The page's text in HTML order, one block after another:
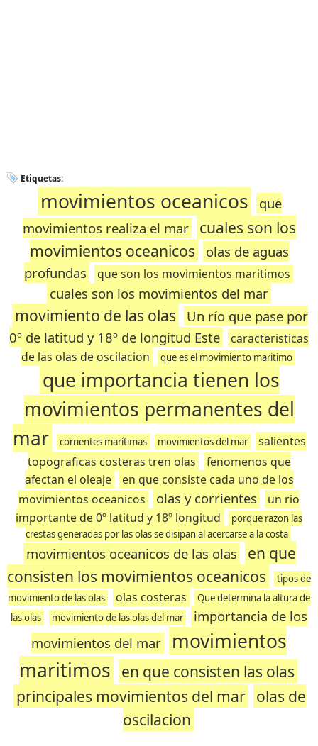
Etiquetas:
movimientos oceanicos
que
movimientos realiza el mar
cuales son los
movimientos oceanicos
olas de aguas
profundas
que son los movimientos maritimos
cuales son los movimientos del mar
movimiento de las olas
Un río que pase por
0º de latitud y 18º de longitud Este
caracteristicas
de las olas de oscilacion
que es el movimiento maritimo
que importancia tienen los
movimientos permanentes del
mar
corrientes marítimas movimientos del mar
salientes
topograficas costeras tren olas
fenomenos que
afectan el oleaje
en que consiste cada uno de los
movimientos oceanicos
olas y corrientes
un rio
importante de 0º latitud y 18º longitud
porque razon las
crestas generadas por las olas se disipan al acercarse a la costa
movimientos oceanicos de las olas
en que
consisten los movimientos oceanicos
tipos de
movimiento de las olas
olas costeras
Que determina la altura de
las olas
movimiento de las olas del mar
importancia de los
movimientos del mar
movimientos
maritimos en que consisten las olas
principales movimientos del mar olas de
oscilacion